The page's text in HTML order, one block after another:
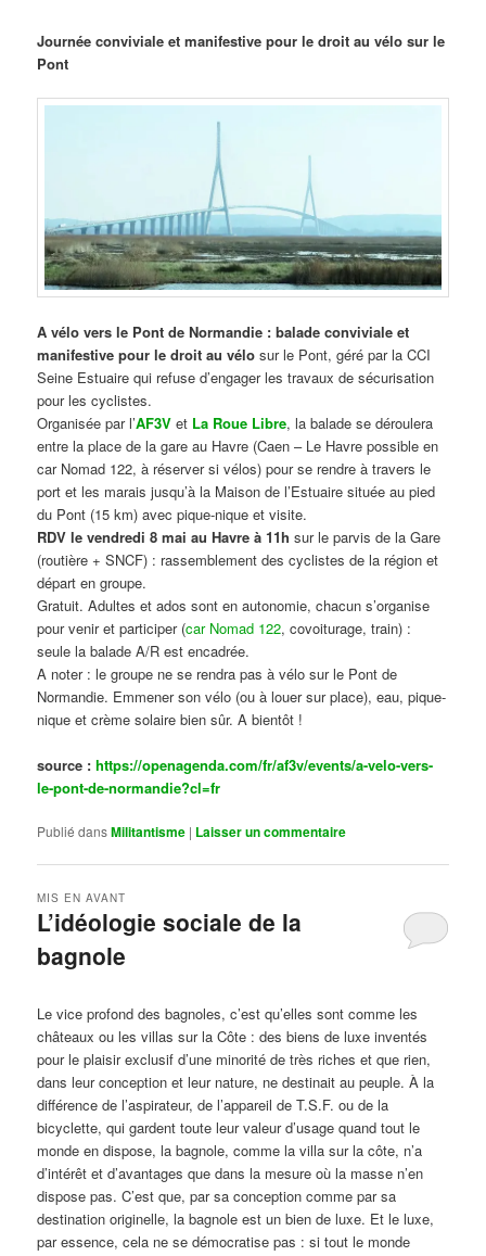
Journée conviviale et manifestive pour le droit au vélo sur le
Pont
A vélo vers le Pont de Normandie : balade conviviale et
manifestive pour le droit au vélo sur le Pont, géré par la CCI
Seine Estuaire qui refuse d’engager les travaux de sécurisation
pour les cyclistes.
Organisée par l’AF3V et La Roue Libre, la balade se déroulera
entre la place de la gare au Havre (Caen – Le Havre possible en
car Nomad 122, à réserver si vélos) pour se rendre à travers le
port et les marais jusqu’à la Maison de l’Estuaire située au pied
du Pont (15 km) avec pique-nique et visite.
RDV le vendredi 8 mai au Havre à 11h sur le parvis de la Gare
(routière + SNCF) : rassemblement des cyclistes de la région et
départ en groupe.
Gratuit. Adultes et ados sont en autonomie, chacun s’organise
pour venir et participer (car Nomad 122, covoiturage, train) :
seule la balade A/R est encadrée.
A noter : le groupe ne se rendra pas à vélo sur le Pont de
Normandie. Emmener son vélo (ou à louer sur place), eau, pique-
nique et crème solaire bien sûr. A bientôt !
source :https://openagenda.com/fr/af3v/events/a-velo-vers-
le-pont-de-normandie?cl=fr
Publié dansMilitantisme | Laisser un commentaire
L’idéologie sociale de la
bagnole
MIS EN AVANT
Le vice profond des bagnoles, c’est qu’elles sont comme les
châteaux ou les villas sur la Côte : des biens de luxe inventés
pour le plaisir exclusif d’une minorité de très riches et que rien,
dans leur conception et leur nature, ne destinait au peuple. À la
différence de l’aspirateur, de l’appareil de T.S.F. ou de la
bicyclette, qui gardent toute leur valeur d’usage quand tout le
monde en dispose, la bagnole, comme la villa sur la côte, n’a
d’intérêt et d’avantages que dans la mesure où la masse n’en
dispose pas. C’est que, par sa conception comme par sa
destination originelle, la bagnole est un bien de luxe. Et le luxe,
par essence, cela ne se démocratise pas : si tout le monde